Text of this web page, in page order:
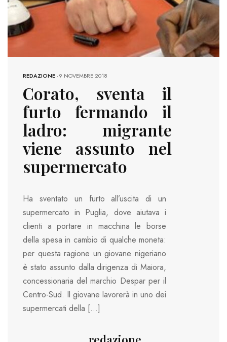
REDAZIONE-9 NOVEMBRE 2018
Corato, sventa il
furto fermando il
ladro: migrante
viene assunto nel
supermercato
Ha sventato un furto all’uscita di un
supermercato in Puglia, dove aiutava i
clienti a portare in macchina le borse
della spesa in cambio di qualche moneta:
per questa ragione un giovane nigeriano
è stato assunto dalla dirigenza di Maiora,
concessionaria del marchio Despar per il
Centro-Sud. Il giovane lavorerà in uno dei
supermercati della […]